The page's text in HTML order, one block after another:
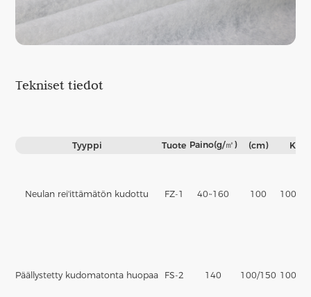
Tekniset tiedot
Tyyppi Tuote Paino(g/㎡) (cm)
Neulan rei'ittämätön kudottu FZ-1 40~160 100 100%
Päällystetty kudomatonta huopaa FS-2 140 100/150 100%